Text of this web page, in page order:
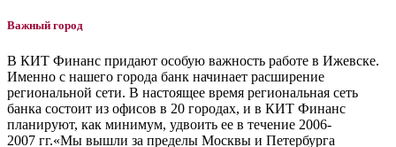
Важный город
В КИТ Финанс придают особую важность работе в Ижевске.
Именно с нашего города банк начинает расширение
региональной сети. В настоящее время региональная сеть
банка состоит из офисов в 20 городах, и в КИТ Финанс
планируют, как минимум, удвоить ее в течение 2006-
2007 гг.«Мы вышли за пределы Москвы и Петербурга